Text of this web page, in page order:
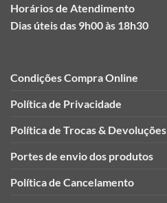
Horários de Atendimento
Dias úteis das 9h00 às 18h30
Condições Compra Online
Política de Privacidade
Política de Trocas & Devoluções
Portes de envio dos produtos
Política de Cancelamento